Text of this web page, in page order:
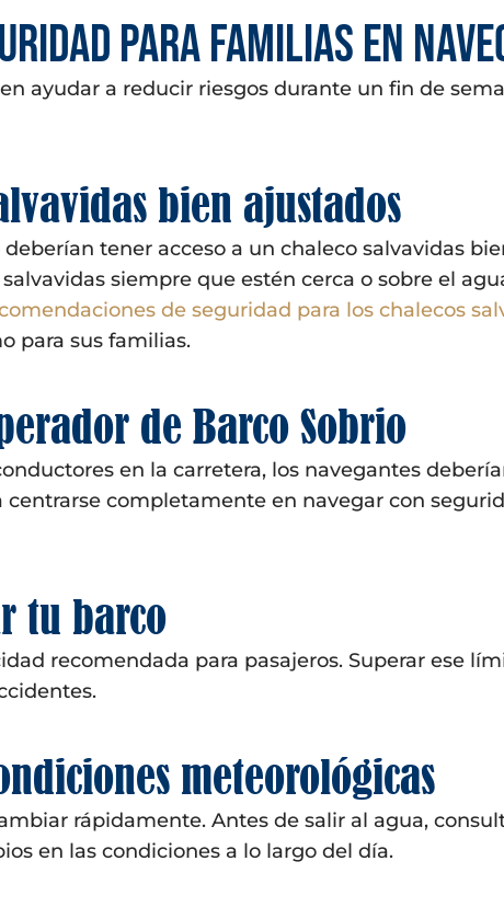
para familias en
ayudar a reducir riesgos durante un fin de
bien ajustados
tener acceso a un chaleco salvavidas
siempre que estén cerca o sobre el
de seguridad para los chalecos
para sus familias.
de Barco Sobrio
en la carretera, los navegantes
completamente en navegar con
tu barco
recomendada para pasajeros. Superar ese
meteorológicas
rápidamente. Antes de salir al agua,
en las condiciones a lo largo del día.